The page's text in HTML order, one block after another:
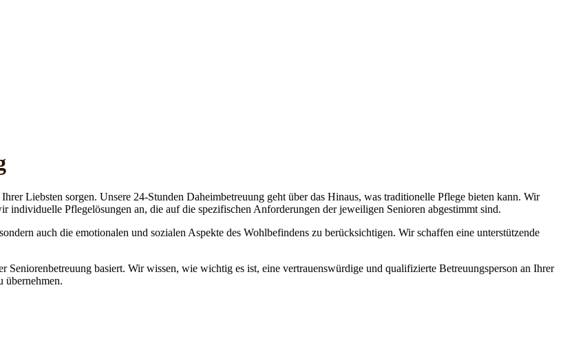
Liebsten sorgen. Unsere 24-Stunden Daheimbetreuung geht über das Hinaus, was traditionelle Pflege bieten kann. Wir
individuelle Pflegelösungen an, die auf die spezifischen Anforderungen der jeweiligen Senioren abgestimmt sind.
auch die emotionalen und sozialen Aspekte des Wohlbefindens zu berücksichtigen. Wir schaffen eine unterstützende
basiert. Wir wissen, wie wichtig es ist, eine vertrauenswürdige und qualifizierte Betreuungsperson an Ihrer
übernehmen.